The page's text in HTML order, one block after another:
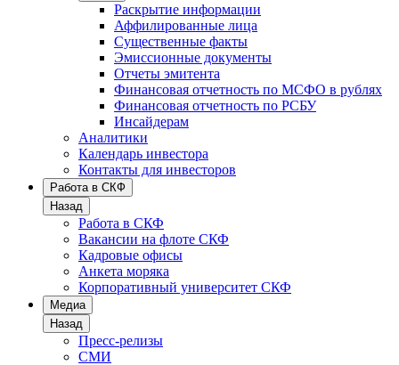
Раскрытие информации
Аффилированные лица
Существенные факты
Эмиссионные документы
Отчеты эмитента
Финансовая отчетность по МСФО в рублях
Финансовая отчетность по РСБУ
Инсайдерам
Аналитики
Календарь инвестора
Контакты для инвесторов
Работа в СКФ
Назад
Работа в СКФ
Вакансии на флоте СКФ
Кадровые офисы
Анкета моряка
Корпоративный университет СКФ
Медиа
Назад
Пресс-релизы
СМИ